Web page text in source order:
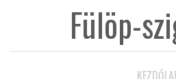
Fülöp-